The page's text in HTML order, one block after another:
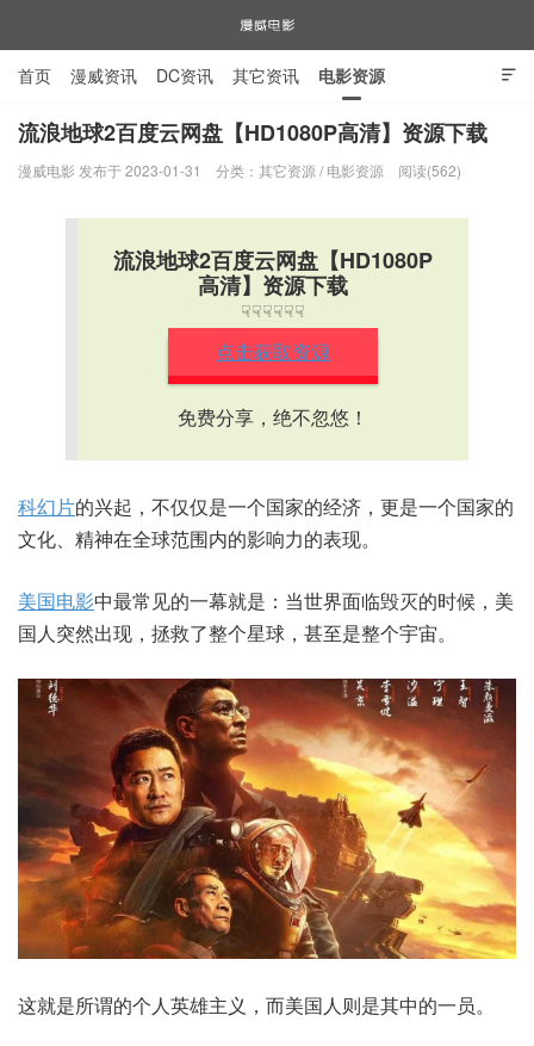

首页 漫威资讯 DC资讯 其它资讯 电影资源
电视剧资源 漫威图片
流浪地球2百度云网盘【HD1080P高清】资源下载
漫威电影 发布于 2023-01-31 分类： 其它资源 / 电影资源 阅读(562)
流浪地球2百度云网盘【HD1080P
高清】资源下载
☟☟☟☟☟☟
点击获取资源
免费分享，绝不忽悠！
科幻片的兴起，不仅仅是一个国家的经济，更是一个国家的
文化、精神在全球范围内的影响力的表现。
美国电影中最常见的一幕就是：当世界面临毁灭的时候，美
国人突然出现，拯救了整个星球，甚至是整个宇宙。
这就是所谓的个人英雄主义，而美国人则是其中的一员。